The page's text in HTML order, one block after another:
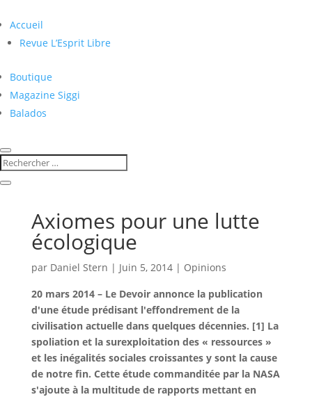
Accueil
Revue L’Esprit Libre
Boutique
Magazine Siggi
Balados
Axiomes pour une lutte
écologique
par Daniel Stern | Juin 5, 2014| Opinions
20 mars 2014 – Le Devoir annonce la publication
d'une étude prédisant l'effondrement de la
civilisation actuelle dans quelques décennies. [1] La
spoliation et la surexploitation des « ressources »
et les inégalités sociales croissantes y sont la cause
de notre fin. Cette étude commanditée par la NASA
s'ajoute à la multitude de rapports mettant en